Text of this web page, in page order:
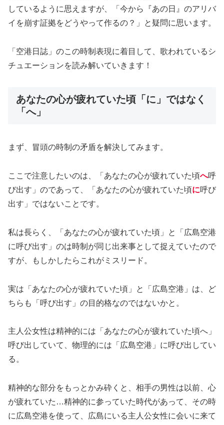
しているように思えますが、「今から『あの日』のアリバ
イを崩す証拠をどうやって作るの？」と疑問に思います。
「空港日誌」のこの時制表現に着目して、歌われているシ
チュエーションを読み解いていきます！
あなたの心が疲れていた頃「に」ではなく
「へ」
まず、冒頭の時制の矛盾を解決してみます。
ここで注意したいのは、「あなたの心が疲れていた頃へ呼
び出す」のであって、「あなたの心が疲れていた頃に呼び
出す」ではないことです。
私は長らく、「あなたの心が疲れていた頃」と「広島空港
に呼び出す」のは時制が同じ出来事として捉えていたので
すが、もしかしたらこれがミスリード。
実は「あなたの心が疲れていた頃」と「広島空港」は、ど
ちらも「呼び出す」の目的格なのではないかと。
主人公女性は精神的には「あなたの心が疲れていた頃へ」
呼び出していて、物理的には「広島空港」に呼び出してい
る。
精神的な部分をもっとかみ砕くと、相手の男性は以前、心
が疲れていた…精神的に参っていた時代があって、その時
に広島空港を使って、広島にいる主人公女性に会いに来て